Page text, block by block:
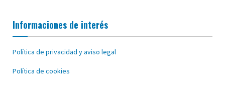
Informaciones de interés
Política de privacidad y aviso legal
Política de cookies